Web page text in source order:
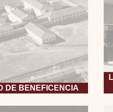
DE BENEFICENCIA